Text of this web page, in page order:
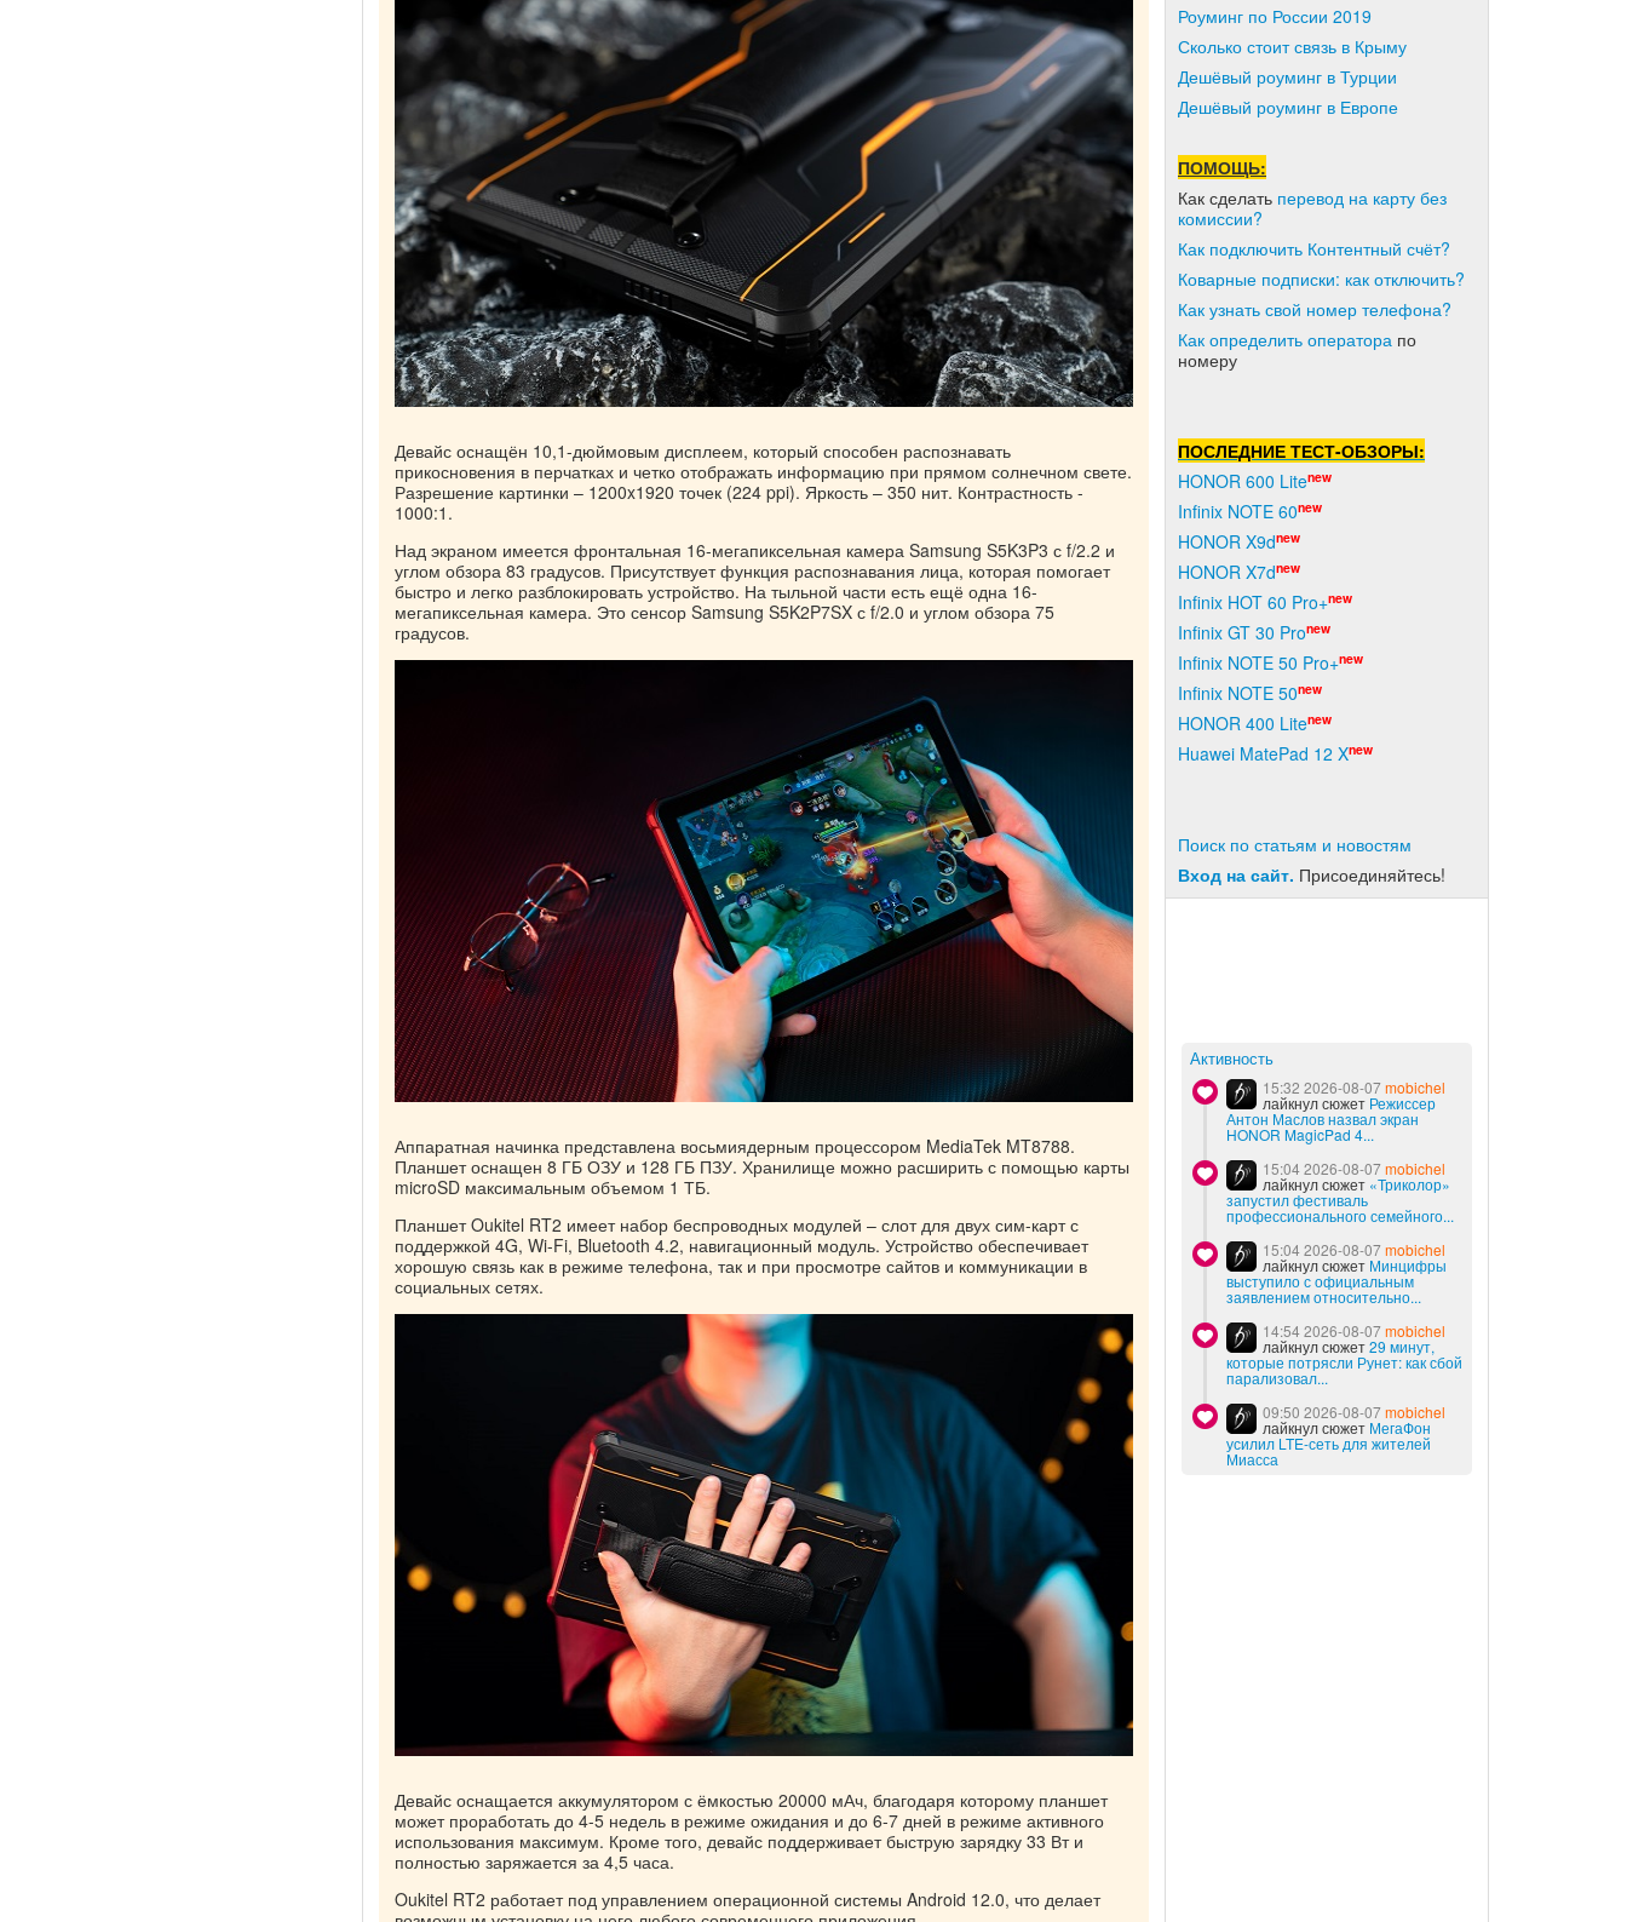
Девайс оснащён 10,1-дюймовым дисплеем, который способен распознавать
прикосновения в перчатках и четко отображать информацию при прямом солнечном свете.
Разрешение картинки – 1200x1920 точек (224 ppi). Яркость – 350 нит. Контрастность -
1000:1.
Над экраном имеется фронтальная 16-мегапиксельная камера Samsung S5K3P3 с f/2.2 и
углом обзора 83 градусов. Присутствует функция распознавания лица, которая помогает
быстро и легко разблокировать устройство. На тыльной части есть ещё одна 16-
мегапиксельная камера. Это сенсор Samsung S5K2P7SX с f/2.0 и углом обзора 75
градусов.
Аппаратная начинка представлена восьмиядерным процессором MediaTek MT8788.
Планшет оснащен 8 ГБ ОЗУ и 128 ГБ ПЗУ. Хранилище можно расширить с помощью карты
microSD максимальным объемом 1 ТБ.
Планшет Oukitel RT2 имеет набор беспроводных модулей – слот для двух сим-карт с
поддержкой 4G, Wi-Fi, Bluetooth 4.2, навигационный модуль. Устройство обеспечивает
хорошую связь как в режиме телефона, так и при просмотре сайтов и коммуникации в
социальных сетях.
Девайс оснащается аккумулятором с ёмкостью 20000 мАч, благодаря которому планшет
может проработать до 4-5 недель в режиме ожидания и до 6-7 дней в режиме активного
использования максимум. Кроме того, девайс поддерживает быструю зарядку 33 Вт и
полностью заряжается за 4,5 часа.
Oukitel RT2 работает под управлением операционной системы Android 12.0, что делает
Роуминг по России 2019
Сколько стоит связь в Крыму
Дешёвый роуминг в Турции
Дешёвый роуминг в Европе
ПОМОЩЬ:
Как сделать перевод на карту без
комиссии?
Как подключить Контентный счёт?
Коварные подписки: как отключить?
Как узнать свой номер телефона?
Как определить оператора по
номеру
ПОСЛЕДНИЕ ТЕСТ-ОБЗОРЫ:
HONOR 600 Litenew
Infinix NOTE 60new
HONOR X9dnew
HONOR X7dnew
Infinix HOT 60 Pro+new
Infinix GT 30 Pronew
Infinix NOTE 50 Pro+new
Infinix NOTE 50new
HONOR 400 Litenew
Huawei MatePad 12 Xnew
Поиск по статьям и новостям
Вход на сайт. Присоединяйтесь!
Активность
15:32 2026-08-07mobichel
лайкнул сюжет Режиссер
Антон Маслов назвал экран
HONOR MagicPad 4...
15:04 2026-08-07mobichel
лайкнул сюжет «Триколор»
запустил фестиваль
профессионального семейного...
15:04 2026-08-07mobichel
лайкнул сюжет Минцифры
выступило с официальным
заявлением относительно...
14:54 2026-08-07mobichel
лайкнул сюжет29 минут,
которые потрясли Рунет: как сбой
парализовал...
09:50 2026-08-07mobichel
лайкнул сюжет МегаФон
усилил LTE-сеть для жителей
Миасса